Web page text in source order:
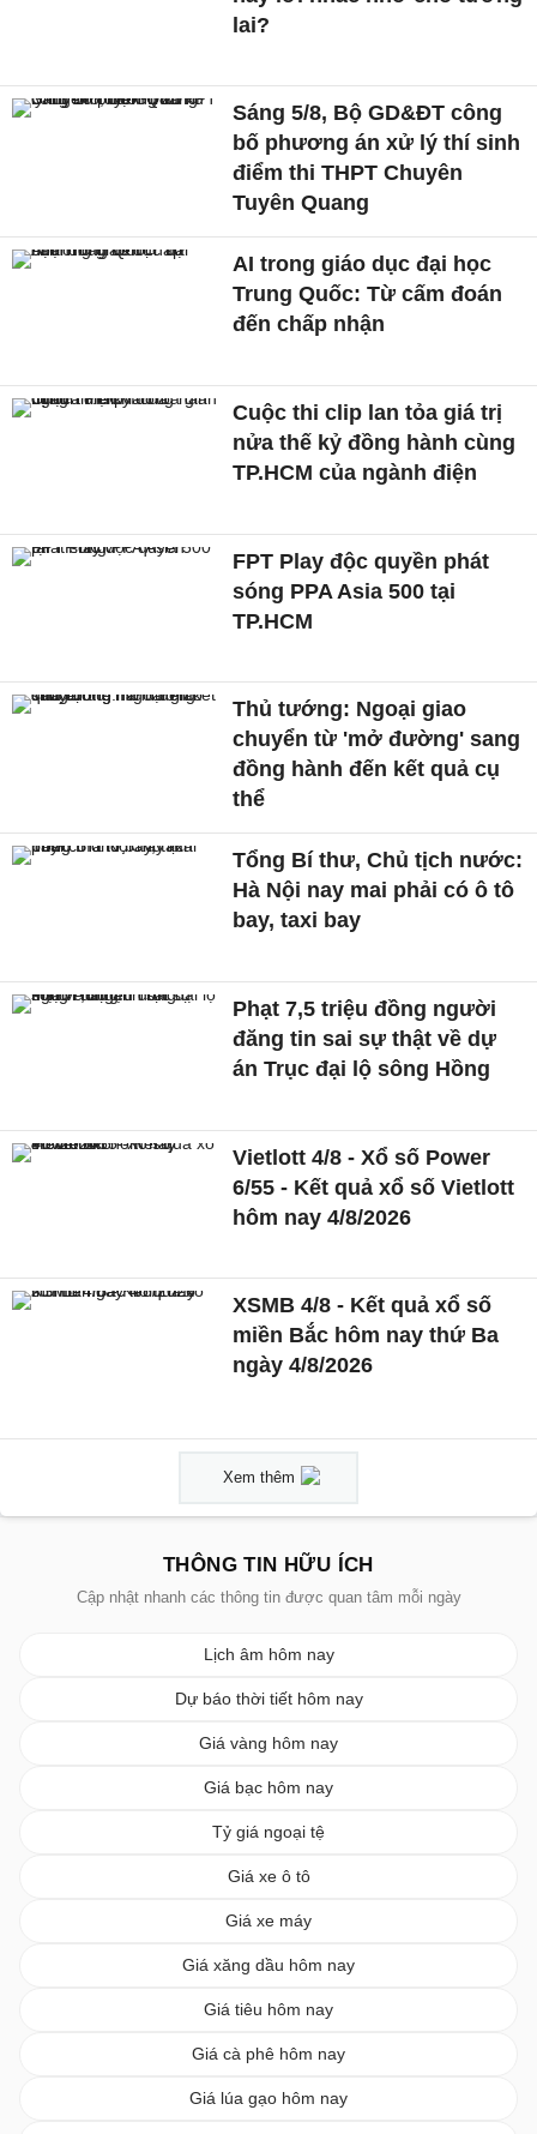
lai?
Sáng 5/8, Bộ GD&ĐT công
bố phương án xử lý thí sinh
điểm thi THPT Chuyên
Tuyên Quang
AI trong giáo dục đại học
Trung Quốc: Từ cấm đoán
đến chấp nhận
Cuộc thi clip lan tỏa giá trị
nửa thế kỷ đồng hành cùng
TP.HCM của ngành điện
FPT Play độc quyền phát
sóng PPA Asia 500 tại
TP.HCM
Thủ tướng: Ngoại giao
chuyển từ 'mở đường' sang
đồng hành đến kết quả cụ
thể
Tổng Bí thư, Chủ tịch nước:
Hà Nội nay mai phải có ô tô
bay, taxi bay
Phạt 7,5 triệu đồng người
đăng tin sai sự thật về dự
án Trục đại lộ sông Hồng
Vietlott 4/8 - Xổ số Power
6/55 - Kết quả xổ số Vietlott
hôm nay 4/8/2026
XSMB 4/8 - Kết quả xổ số
miền Bắc hôm nay thứ Ba
ngày 4/8/2026
Xem thêm
THÔNG TIN HỮU ÍCH
Cập nhật nhanh các thông tin được quan tâm mỗi ngày
Lịch âm hôm nay
Dự báo thời tiết hôm nay
Giá vàng hôm nay
Giá bạc hôm nay
Tỷ giá ngoại tệ
Giá xe ô tô
Giá xe máy
Giá xăng dầu hôm nay
Giá tiêu hôm nay
Giá cà phê hôm nay
Giá lúa gạo hôm nay